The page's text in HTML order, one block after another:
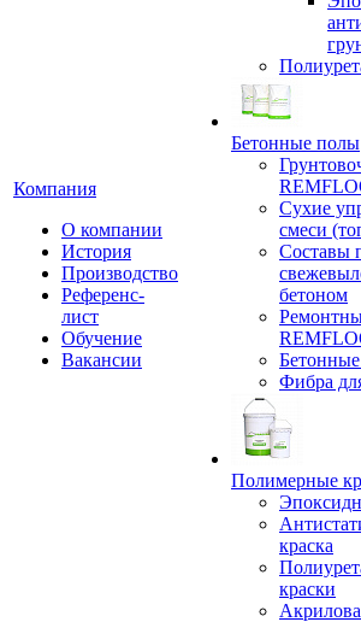
Компания
О компании
История
Производство
Референс-
лист
Обучение
Вакансии
Бетонные полы
Сухие
смеси
Составы
бетоном
Фибра
Полимерные
краска
краски